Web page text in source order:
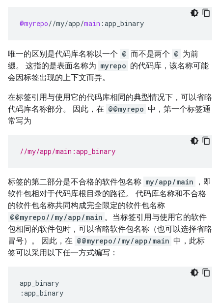
@myrepo//my/app/main :app_binary
唯一的区别是代码库名称以一个 @ 而不是两个 @ 为前
缀。 这指的是表面名称为 myrepo 的代码库，该名称可能
会因标签出现的上下文而异。
在标签引用与使用它的代码库相同的典型情况下，可以省略
代码库名称部分。 因此，在 @@myrepo 中，第一个标签通
常写为
//my/app/main:app_binary
标签的第二部分是不合格的软件包名称 my/app/main
，即
软件包相对于代码库根目录的路径。 代码库名称和不合格
的软件包名称共同构成完全限定的软件包名称
@@myrepo//my/app/main 。当标签引用与使用它的软件
包相同的软件包时，可以省略软件包名称（也可以选择省略
冒号）。 因此，在 @@myrepo//my/app/main 中，此标
签可以采用以下任一方式编写：
app_binary